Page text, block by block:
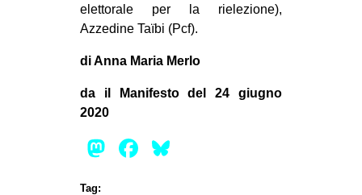
elettorale per la rielezione),
Azzedine Taïbi (Pcf).
di Anna Maria Merlo
da il Manifesto del 24 giugno
2020
Mastodon
Facebook
Tag: